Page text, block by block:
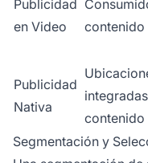
Publicidad
en Video
contenido
Publicidad
Nativa
contenido
Segmentación y